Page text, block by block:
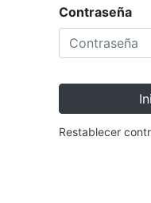
Contraseña
Restablecer